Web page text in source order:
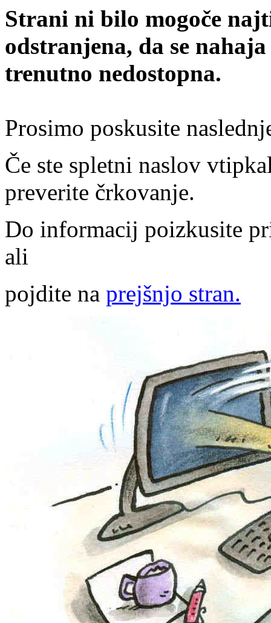
Strani ni bilo mogoče
odstranjena, da se
trenutno nedostopna.
Prosimo poskusite
Če ste spletni naslov
preverite črkovanje.
Do informacij poizkusite
ali
pojdite na prejšnjo stran.